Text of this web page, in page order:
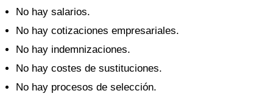
No hay salarios.
No hay cotizaciones empresariales.
No hay indemnizaciones.
No hay costes de sustituciones.
No hay procesos de selección.